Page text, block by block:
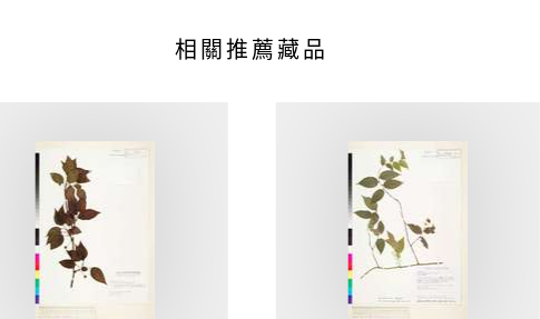
相關推薦藏品